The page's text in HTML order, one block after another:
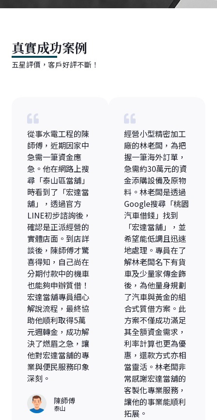
真實成功案例
五星評價，客戶好評不斷！
從事水電工程的陳
師傅，近期因家中
急需一筆資金應
急。他在網路上搜
尋「泰山區當舖」
時看到了「宏達當
舖」，透過官方
LINE初步諮詢後，
確認是正派經營的
實體店面。到店詳
談後，陳師傅才驚
喜得知，自己尚在
分期付款中的機車
也能夠申辦質借！
宏達當舖專員細心
解說流程，最終協
助他順利取得5萬
元週轉金，成功解
決了燃眉之急，讓
他對宏達當舖的專
業與便民服務印象
深刻。
陳師傅
泰山
經營小型精密加工
廠的林老闆，為把
握一筆海外訂單，
急需約30萬元的資
金添購設備及原物
料。林老闆是透過
Google搜尋「桃園
汽車借錢」找到
「宏達當舖」，並
希望能低調且迅速
地處理。專員在了
解林老闆名下有貨
車及少量家傳金飾
後，為他量身規劃
了汽車與黃金的組
合式質借方案。此
方案不僅成功滿足
其全額資金需求，
利率計算也更為優
惠，還款方式亦相
當靈活。林老闆非
常感謝宏達當舖的
客製化專業服務，
讓他的事業能順利
拓展。